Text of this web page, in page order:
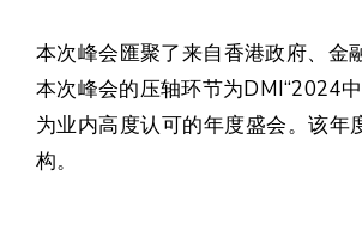
本次峰会匯聚了来自香港政府、金
本次峰会的压轴环节为DMI“2024
为业内高度认可的年度盛会。该
构。